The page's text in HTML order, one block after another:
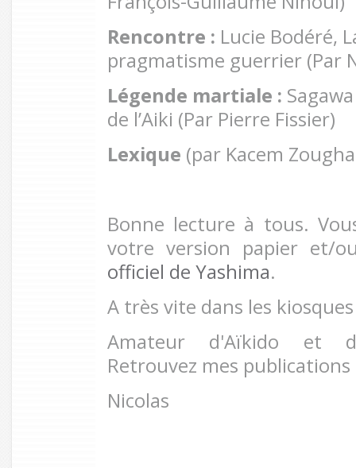
Rencontre : Lucie Bodéré,
pragmatisme guerrier (Par
Légende martiale :
de l’Aiki (Par Pierre Fissier)
Lexique (par Kacem
Bonne lecture à tous.
votre version papier et/
officiel de Yashima.
A très vite dans les
Amateur d'Aïkido et
Retrouvez mes
Nicolas